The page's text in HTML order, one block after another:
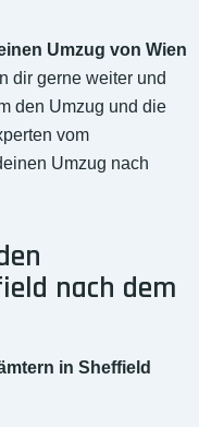
Umzug von Wien
dir gerne weiter und
den Umzug und die
vom
Umzug nach
nach dem
in Sheffield